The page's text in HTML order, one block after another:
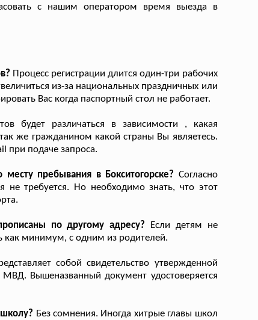
с нашим оператором время выезда в
Процесс регистрации длится один-три рабочих
из-за национальных праздничных или
Вас когда паспортный стол не работает.
будет различаться в зависимости , какая
же гражданином какой страны Вы являетесь.
при подаче запроса.
пребывания в Бокситогорске? Согласно
не требуется. Но необходимо знать, что этот
по другому адресу? Если детям не
как минимум, с одним из родителей.
собой свидетельство утвержденной
Вышеназванный документ удостоверяется
Без сомнения. Иногда хитрые главы школ